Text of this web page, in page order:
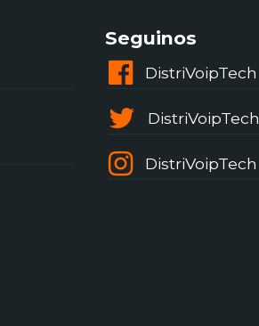
Seguinos
DistriVoipTech
DistriVoipTech
DistriVoipTech